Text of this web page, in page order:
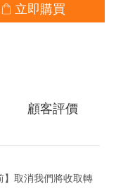
立即購買
顧客評價
】取消我們將收取轉